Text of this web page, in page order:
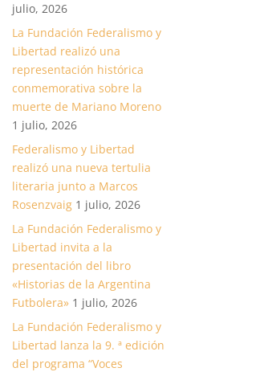
julio, 2026
La Fundación Federalismo y
Libertad realizó una
representación histórica
conmemorativa sobre la
muerte de Mariano Moreno
1 julio, 2026
Federalismo y Libertad
realizó una nueva tertulia
literaria junto a Marcos
Rosenzvaig 1 julio, 2026
La Fundación Federalismo y
Libertad invita a la
presentación del libro
«Historias de la Argentina
Futbolera» 1 julio, 2026
La Fundación Federalismo y
Libertad lanza la 9. ª edición
del programa “Voces